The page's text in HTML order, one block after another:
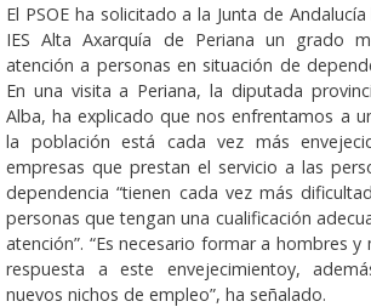
El PSOE ha solicitado a la Junta de
IES Alta Axarquía de Periana un grado
atención a personas en situación de
En una visita a Periana, la diputada
Alba, ha explicado que nos enfrentamos a
la población está cada vez más
empresas que prestan el servicio a las
dependencia “tienen cada vez más
personas que tengan una cualificación
atención”. “Es necesario formar a hombres
respuesta a este envejecimientoy,
nuevos nichos de empleo”, ha señalado.